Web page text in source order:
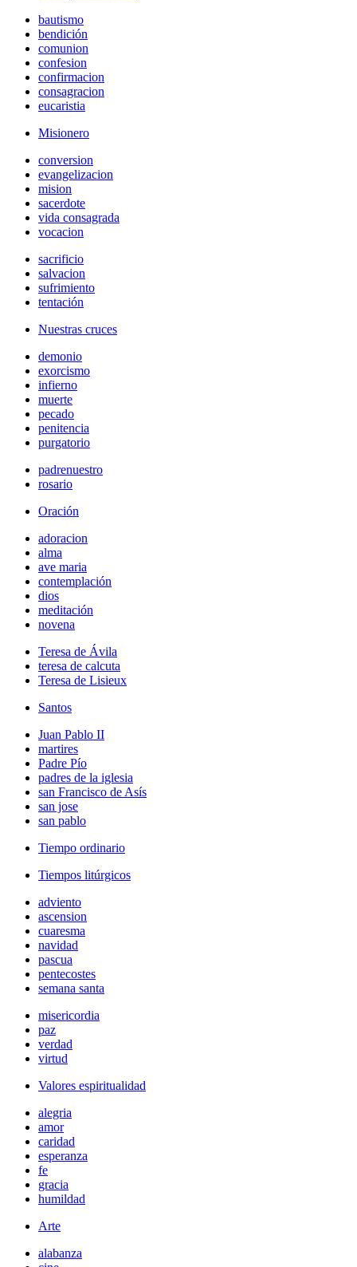
bautismo
bendición
comunion
confesion
confirmacion
consagracion
eucaristia
Misionero
conversion
evangelizacion
mision
sacerdote
vida consagrada
vocacion
sacrificio
salvacion
sufrimiento
tentación
Nuestras cruces
demonio
exorcismo
infierno
muerte
pecado
penitencia
purgatorio
padrenuestro
rosario
Oración
adoracion
alma
ave maria
contemplación
dios
meditación
novena
Teresa de Ávila
teresa de calcuta
Teresa de Lisieux
Santos
Juan Pablo II
martires
Padre Pío
padres de la iglesia
san Francisco de Asís
san jose
san pablo
Tiempo ordinario
Tiempos litúrgicos
adviento
ascension
cuaresma
navidad
pascua
pentecostes
semana santa
misericordia
paz
verdad
virtud
Valores espiritualidad
alegria
amor
caridad
esperanza
fe
gracia
humildad
Arte
alabanza